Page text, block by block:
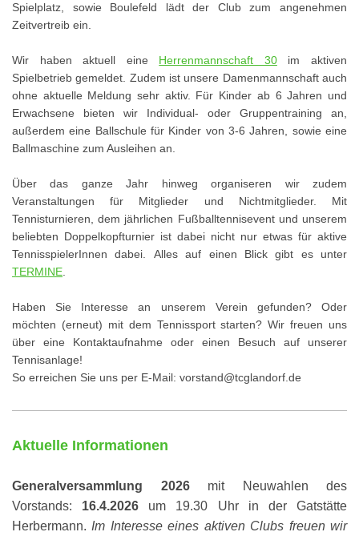
Spielplatz, sowie Boulefeld lädt der Club zum angenehmen
Zeitvertreib ein.
Wir haben aktuell eine Herrenmannschaft 30im aktiven
Spielbetrieb gemeldet. Zudem ist unsere Damenmannschaft auch
ohne aktuelle Meldung sehr aktiv. Für Kinder ab 6 Jahren und
Erwachsene bieten wir Individual- oder Gruppentraining an,
außerdem eine Ballschule für Kinder von 3-6 Jahren, sowie eine
Ballmaschine zum Ausleihen an.
Über das ganze Jahr hinweg organiseren wir zudem
Veranstaltungen für Mitglieder und Nichtmitglieder. Mit
Tennisturnieren, dem jährlichen Fußballtennisevent und unserem
beliebten Doppelkopfturnier ist dabei nicht nur etwas für aktive
TennisspielerInnen dabei. Alles auf einen Blick gibt es unter
TERMINE.
Haben Sie Interesse an unserem Verein gefunden? Oder
möchten (erneut) mit dem Tennissport starten? Wir freuen uns
über eine Kontaktaufnahme oder einen Besuch auf unserer
Tennisanlage!
So erreichen Sie uns per E-Mail: vorstand@tcglandorf.de
Aktuelle Informationen
Generalversammlung 2026mit Neuwahlen des
Vorstands: 16.4.2026 um 19.30 Uhr in der Gatstätte
Herbermann. Im Interesse eines aktiven Clubs freuen wir